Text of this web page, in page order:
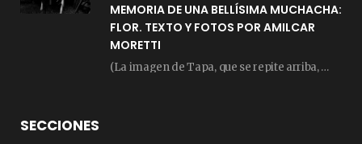
MEMORIA DE UNA BELLÍSIMA MUCHACHA:
FLOR. TEXTO Y FOTOS POR AMILCAR
MORETTI
(La imagen de Tapa, que se repite arriba, fue compuesta por Amilcar Moretti el viernes…
SECCIONES